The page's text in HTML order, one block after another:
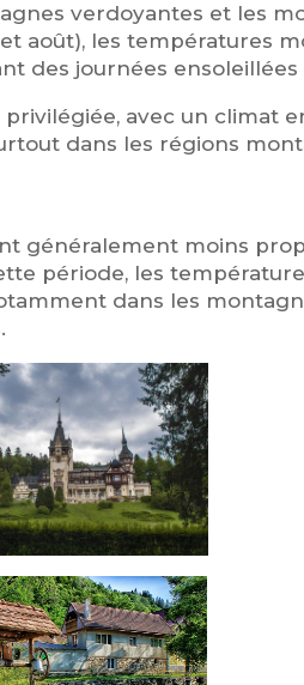
verdoyantes et les
août), les températures
des journées
avec un climat
dans les régions
généralement moins
période, les
dans les